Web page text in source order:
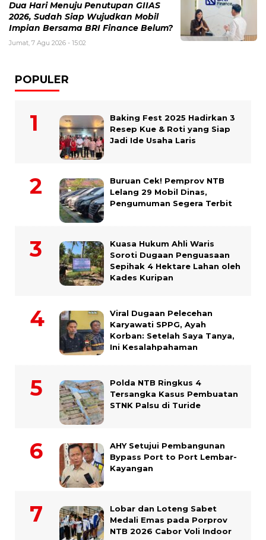
Dua Hari Menuju Penutupan GIIAS
2026, Sudah Siap Wujudkan Mobil
Impian Bersama BRI Finance Belum?
Jumat, 7 Agu 2026 - 15:02
POPULER
Baking Fest 2025 Hadirkan 3
Resep Kue & Roti yang Siap
Jadi Ide Usaha Laris
Buruan Cek! Pemprov NTB
Lelang 29 Mobil Dinas,
Pengumuman Segera Terbit
Kuasa Hukum Ahli Waris
Soroti Dugaan Penguasaan
Sepihak 4 Hektare Lahan oleh
Kades Kuripan
Viral Dugaan Pelecehan
Karyawati SPPG, Ayah
Korban: Setelah Saya Tanya,
Ini Kesalahpahaman
Polda NTB Ringkus 4
Tersangka Kasus Pembuatan
STNK Palsu di Turide
AHY Setujui Pembangunan
Bypass Port to Port Lembar-
Kayangan
Lobar dan Loteng Sabet
Medali Emas pada Porprov
NTB 2026 Cabor Voli Indoor